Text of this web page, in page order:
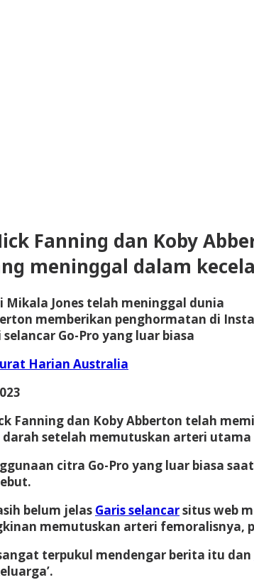
Fanning dan Koby
meninggal dalam
Mikala Jones telah meninggal dunia
memberikan penghormatan di
Go-Pro yang luar biasa
Harian Australia
Fanning dan Koby Abberton telah
setelah memutuskan arteri
citra Go-Pro yang luar biasa
belum jelas Garis selancarsitus web
memutuskan arteri femoralisnya,
terpukul mendengar berita itu dan